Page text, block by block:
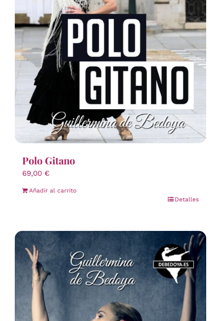
Polo Gitano
69,00 €
Añadir al carrito
Detalles